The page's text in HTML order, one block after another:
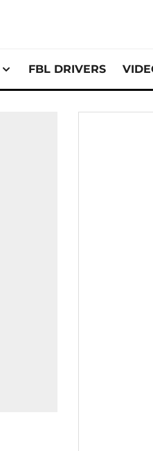
FBL DRIVERS